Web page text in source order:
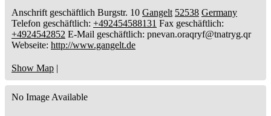
Anschrift geschäftlich Burgstr. 10 Gangelt 52538 Germany
Telefon geschäftlich: +492454588131 Fax geschäftlich:
+4924542852 E-Mail geschäftlich: pnevan.oraqryf@tnatryg.qr
Webseite: http://www.gangelt.de
Show Map |
No Image Available